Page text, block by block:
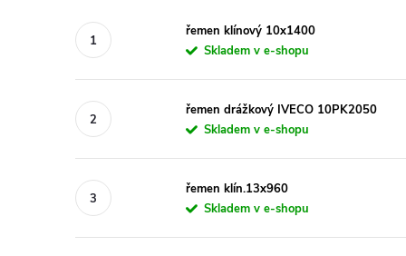
řemen klínový 10x1400
Skladem v e-shopu
řemen drážkový IVECO 10PK2050
Skladem v e-shopu
řemen klín.13x960
Skladem v e-shopu